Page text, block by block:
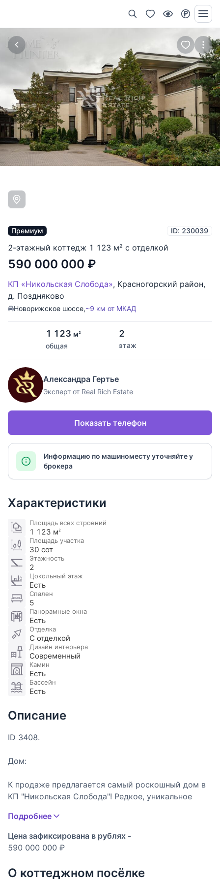
Премиум ID: 230039
2-этажный коттедж 1 123 м² с отделкой
590 000 000 ₽
КП «Никольская Слобода», Красногорский район,
д. Поздняково
Новорижское шоссе,~9 км от МКАД
1 123 м2
общая
2
этаж
Александра Гертье
Эксперт от Real Rich Estate
Показать телефон
Информацию по машиноместу уточняйте у
брокера
Характеристики
Площадь всех строений
1 123 м2
Площадь участка
30 сот
Этажность
2
Цокольный этаж
Есть
Спален
5
Панорамные окна
Есть
Отделка
С отделкой
Дизайн интерьера
Современный
Камин
Есть
Бассейн
Есть
Описание
ID 3408.
Дом:
К продаже предлагается самый роскошный дом в
КП "Никольская Слобода"! Редкое, уникальное
и отдельностоящим зданием гаража с комнатами
для персонала общей площадью 205,6 кв м.
Отделочные материалы, техника и предметы
брендами: Ralph Lauren, dedar, Pierre Frey, visual
comfort, baker furniture, Christopher guy, Miele, Petra,
Подробнее
Цена зафиксирована в рублях -
590 000 000 ₽
О коттеджном посёлке